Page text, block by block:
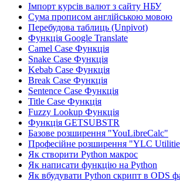
Імпорт курсів валют з сайту НБУ
Сума прописом англійською мовою
Перебудова таблиць (Unpivot)
Функція Google Translate
Camel Case Функція
Snake Case Функція
Kebab Case Функція
Break Case Функція
Sentence Case Функція
Title Case Функція
Fuzzy Lookup Функція
Функція GETSUBSTR
Базове розширення "YouLibreCalc"
Професійне розширення "YLC
Як створити Python макрос
Як написати функцію на Python
Як вбудувати Python скрипт в ODS